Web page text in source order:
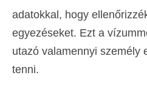
adatokkal, hogy
egyezéseket. Ezt a
utazó valamennyi személy
tenni.